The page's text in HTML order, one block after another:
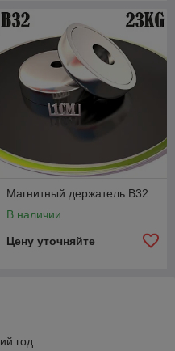
Магнитный держатель B32
В наличии
Цену уточняйте
год